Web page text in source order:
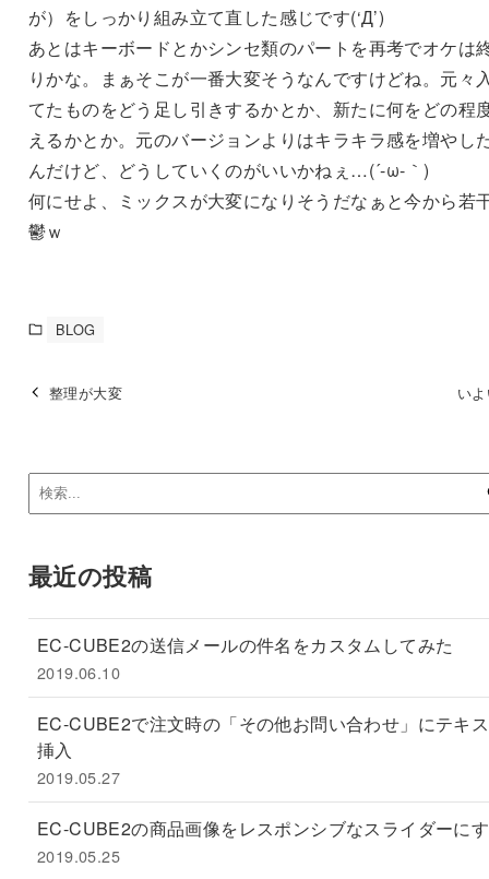
が）をしっかり組み立て直した感じです(‘Д’)
あとはキーボードとかシンセ類のパートを再考でオケは
りかな。まぁそこが一番大変そうなんですけどね。元々
てたものをどう足し引きするかとか、新たに何をどの程
えるかとか。元のバージョンよりはキラキラ感を増やし
んだけど、どうしていくのがいいかねぇ…(´-ω-｀)
何にせよ、ミックスが大変になりそうだなぁと今から若
鬱ｗ
BLOG
整理が大変 い
最近の投稿
EC-CUBE2の送信メールの件名をカスタムしてみた
2019.06.10
EC-CUBE2で注文時の「その他お問い合わせ」にテキ
挿入
2019.05.27
EC-CUBE2の商品画像をレスポンシブなスライダーに
2019.05.25